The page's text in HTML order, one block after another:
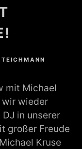
mit Michael
wir wieder
in unserer
großer Freude
Kruse